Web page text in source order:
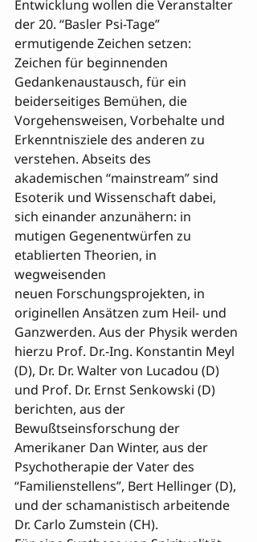
Entwicklung wollen die Veranstalter
der 20. “Basler Psi-Tage”
ermutigende Zeichen setzen:
Zeichen für beginnenden
Gedankenaustausch, für ein
beiderseitiges Bemühen, die
Vorgehensweisen, Vorbehalte und
Erkenntnisziele des anderen zu
verstehen. Abseits des
akademischen “mainstream” sind
Esoterik und Wissenschaft dabei,
sich einander anzunähern: in
mutigen Gegenentwürfen zu
etablierten Theorien, in
wegweisenden
neuen Forschungsprojekten, in
originellen Ansätzen zum Heil- und
Ganzwerden. Aus der Physik werden
hierzu Prof. Dr.-Ing. Konstantin Meyl
(D), Dr. Dr. Walter von Lucadou (D)
und Prof. Dr. Ernst Senkowski (D)
berichten, aus der
Bewußtseinsforschung der
Amerikaner Dan Winter, aus der
Psychotherapie der Vater des
“Familienstellens”, Bert Hellinger (D),
und der schamanistisch arbeitende
Dr. Carlo Zumstein (CH).